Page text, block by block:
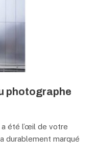
photographe
été l’œil de votre
durablement marqué